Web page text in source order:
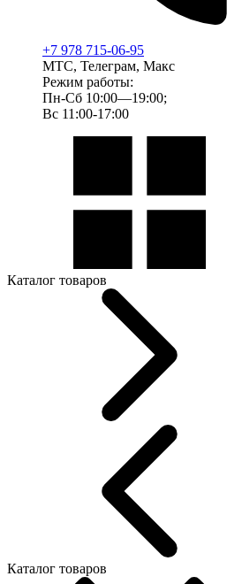
+7 978 715-06-95
МТС, Телеграм, Макс
Режим работы:
Пн-Сб 10:00—19:00;
Вс 11:00-17:00
Каталог товаров
Каталог товаров